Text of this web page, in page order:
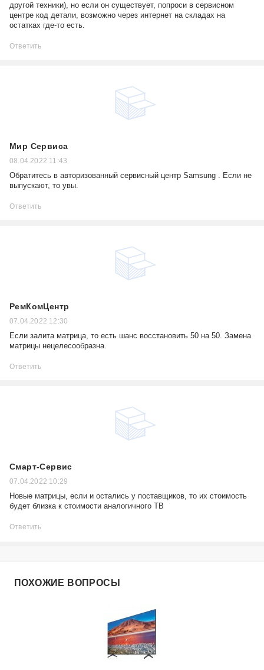
другой техники), но если он существует, попроси в сервисном
центре код детали, возможно через интернет на складах на
остатках где-то есть.
Ответить
Мир Сервиса
08.04.2022 11:43
Обратитесь в авторизованный сервисный центр Samsung . Если не
выпускают, то увы.
Ответить
РемКомЦентр
07.04.2022 12:30
Если залита матрица, то есть шанс восстановить 50 на 50. Замена
матрицы нецелесообразна.
Ответить
Смарт-Сервис
07.04.2022 10:29
Новые матрицы, если и остались у поставщиков, то их стоимость
будет близка к стоимости аналогичного ТВ
Ответить
ПОХОЖИЕ ВОПРОСЫ